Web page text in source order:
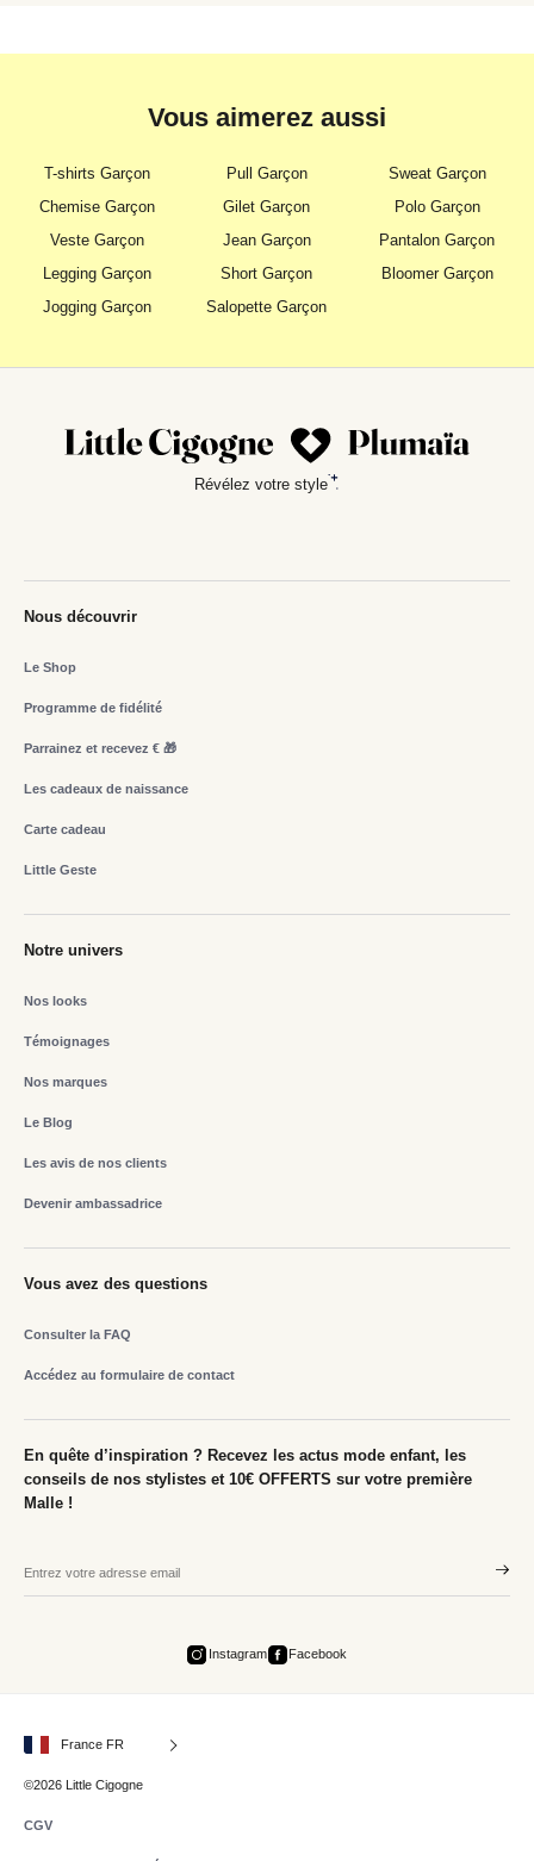
Vous aimerez aussi
T-shirts Garçon Pull Garçon
Sweat Garçon
Chemise Garçon
Gilet Garçon
Polo Garçon
Veste Garçon
Jean Garçon
Pantalon Garçon
Legging Garçon
Short Garçon
Bloomer Garçon
Jogging Garçon
Salopette Garçon
Révélez votre style
Nous découvrir
Le Shop
Programme de fidélité
Parrainez et recevez € 🎁
Les cadeaux de naissance
Carte cadeau
Little Geste
Notre univers
Nos looks
Témoignages
Nos marques
Le Blog
Les avis de nos clients
Devenir ambassadrice
Vous avez des questions
Consulter la FAQ
Accédez au formulaire de contact
En quête d’inspiration ? Recevez les actus mode enfant, les
conseils de nos stylistes et 10€ OFFERTS sur votre première
Malle !
Instagram Facebook
France FR
©2026 Little Cigogne
CGV